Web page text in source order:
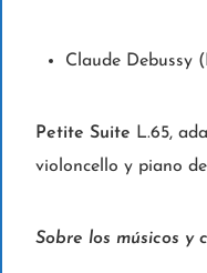
Claude Debussy
Petite Suite L.65,
violoncello y piano
Sobre los músicos y